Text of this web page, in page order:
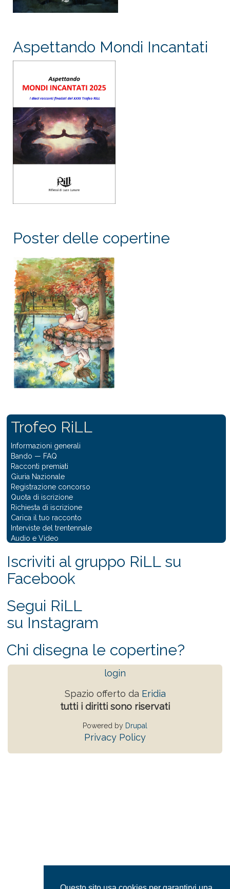
Aspettando Mondi Incantati
Poster delle copertine
Trofeo RiLL
Informazioni generali
Bando — FAQ
Racconti premiati
Giuria Nazionale
Registrazione concorso
Quota di iscrizione
Richiesta di iscrizione
Carica il tuo racconto
Interviste del trentennale
Audio e Video
Iscriviti al gruppo RiLL su
Facebook
Segui RiLL
su Instagram
Chi disegna le copertine?
login
Spazio offerto da Eridia
tutti i diritti sono riservati
Powered by Drupal
Privacy Policy